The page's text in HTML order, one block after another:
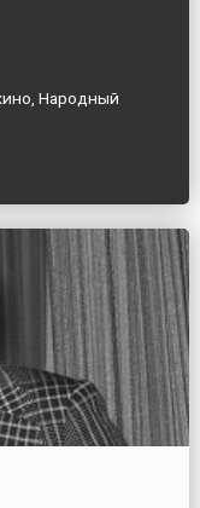
Народный